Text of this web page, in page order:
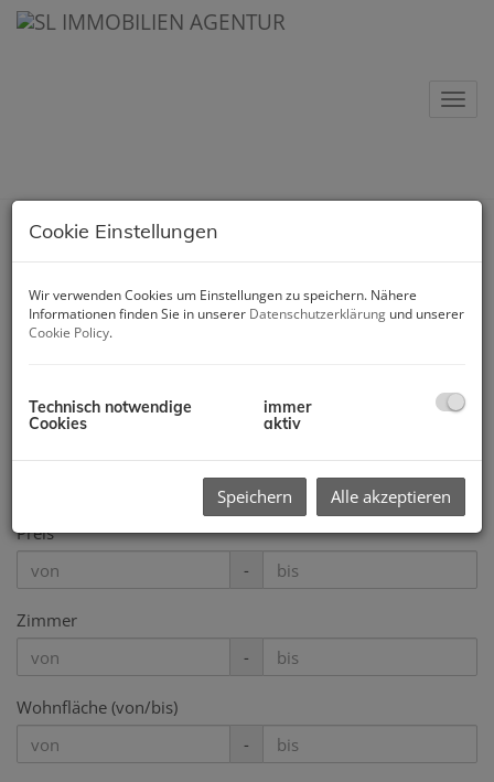
Suchen
Alle Miete
Kauf
Preis
-
Zimmer
-
Wohnfläche (von/bis)
-
Cookie Einstellungen
Wir verwenden Cookies um Einstellungen zu speichern. Nähere
Informationen finden Sie in unserer Datenschutzerklärung und unserer
Cookie Policy.
Technisch notwendige
Cookies
immer
aktiv
Speichern Alle akzeptieren